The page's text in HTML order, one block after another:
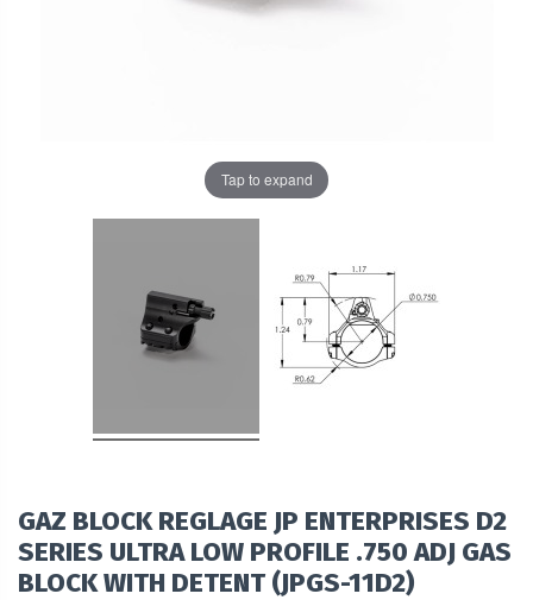
Tap to expand
GAZ BLOCK REGLAGE JP ENTERPRISES D2
SERIES ULTRA LOW PROFILE .750 ADJ GAS
BLOCK WITH DETENT (JPGS-11D2)